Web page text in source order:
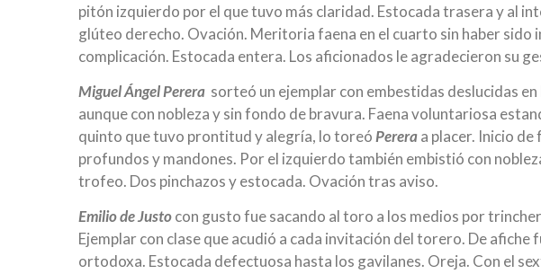
pitón izquierdo por el que tuvo más claridad. Estocada trasera y al
glúteo derecho. Ovación. Meritoria faena en el cuarto sin haber
complicación. Estocada entera. Los aficionados le agradecieron su
Miguel Ángel Perera sorteó un ejemplar con embestidas deslucidas
aunque con nobleza y sin fondo de bravura. Faena voluntariosa
quinto que tuvo prontitud y alegría, lo toreó Pereraa placer. Inicio
profundos y mandones. Por el izquierdo también embistió con
trofeo. Dos pinchazos y estocada. Ovación tras aviso.
Emilio de Justocon gusto fue sacando al toro a los medios por
Ejemplar con clase que acudió a cada invitación del torero. De afiche
ortodoxa. Estocada defectuosa hasta los gavilanes. Oreja. Con el